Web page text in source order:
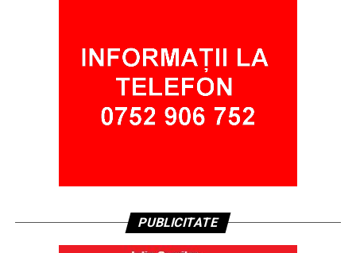
PUBLICITATE